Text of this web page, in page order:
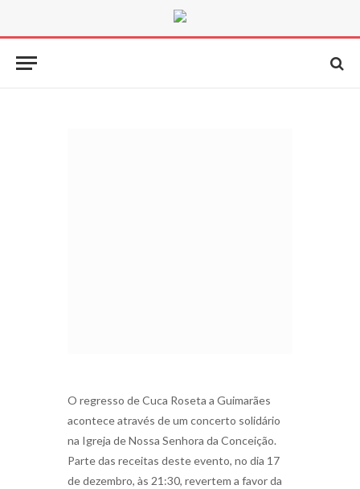
O regresso de Cuca Roseta a Guimarães
acontece através de um concerto solidário
na Igreja de Nossa Senhora da Conceição.
Parte das receitas deste evento, no dia 17
de dezembro, às 21:30, revertem a favor da